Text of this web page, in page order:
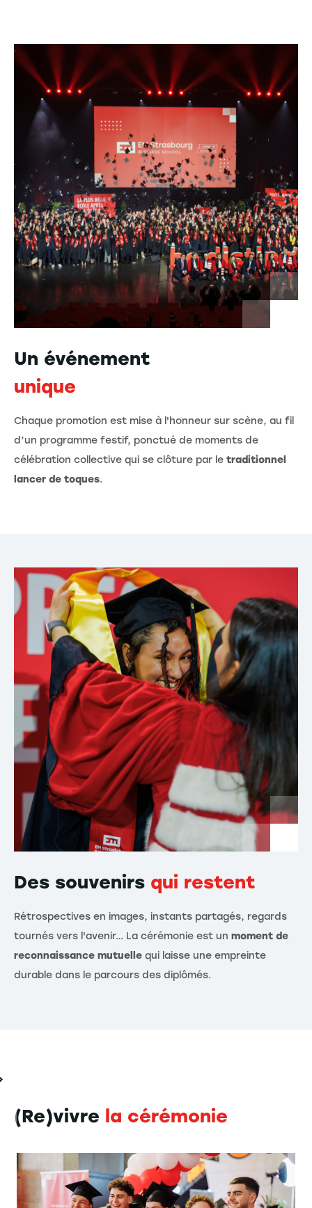
Un événement
unique
Chaque promotion est mise à l'honneur sur scène, au fil
d’un programme festif, ponctué de moments de
célébration collective qui se clôture par le traditionnel
lancer de toques.
Des souvenirs qui restent
Rétrospectives en images, instants partagés, regards
tournés vers l'avenir… La cérémonie est un moment de
reconnaissance mutuelle qui laisse une empreinte
durable dans le parcours des diplômés.
(Re)vivre la cérémonie